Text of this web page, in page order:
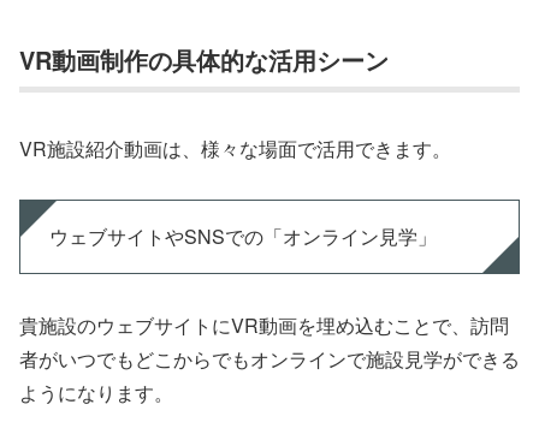
VR動画制作の具体的な活用シーン
VR施設紹介動画は、様々な場面で活用できます。
ウェブサイトやSNSでの「オンライン見学」
貴施設のウェブサイトにVR動画を埋め込むことで、訪問
者がいつでもどこからでもオンラインで施設見学ができる
ようになります。